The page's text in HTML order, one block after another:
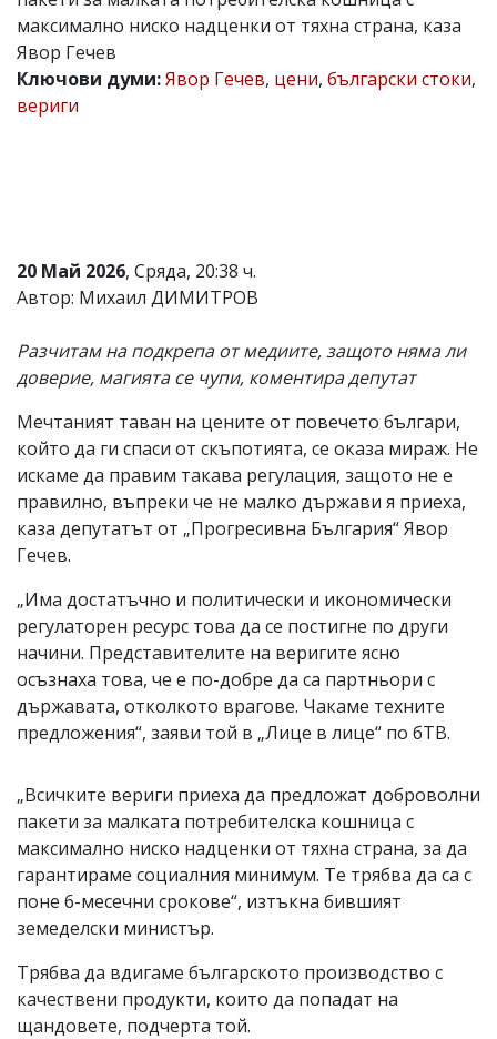
Коментарите
под
статиите
се
въвеждат
за
тях!
Ако
обиден
за
вас
моля
сигнализирайте
максимално ниско надценки от тяхна страна, каза
Явор Гечев
Ключови думи:Явор Гечев, цени, български стоки,
вериги
20 Май 2026, Сряда, 20:38 ч.
Автор: Михаил ДИМИТРОВ
Разчитам на подкрепа от медиите, защото няма ли
доверие, магията се чупи, коментира депутат
Мечтаният таван на цените от повечето българи,
който да ги спаси от скъпотията, се оказа мираж. Не
искаме да правим такава регулация, защото не е
правилно, въпреки че не малко държави я приеха,
каза депутатът от „Прогресивна България“ Явор
Гечев.
„Има достатъчно и политически и икономически
регулаторен ресурс това да се постигне по други
начини. Представителите на веригите ясно
осъзнаха това, че е по-добре да са партньори с
държавата, отколкото врагове. Чакаме техните
предложения“, заяви той в „Лице в лице“ по бТВ.
„Всичките вериги приеха да предложат доброволни
пакети за малката потребителска кошница с
максимално ниско надценки от тяхна страна, за да
гарантираме социалния минимум. Те трябва да са с
поне 6-месечни срокове“, изтъкна бившият
земеделски министър.
Трябва да вдигаме българското производство с
качествени продукти, които да попадат на
щандовете, подчерта той.